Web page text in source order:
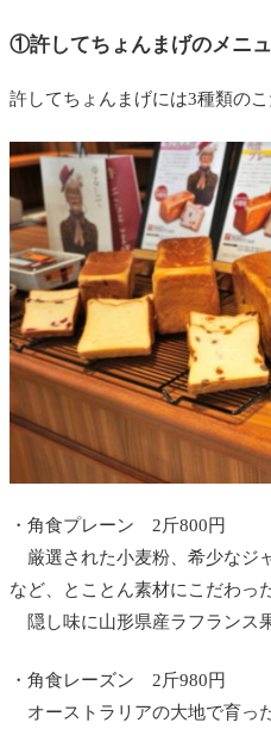
①許してちょんまげのメニ
許してちょんまげには3種類の
・角食プレーン 2斤800円
厳選された小麦粉、希少なジ
など、とことん素材にこだわっ
隠し味に山形県産ラフランス
・角食レーズン 2斤980円
オーストラリアの大地で育っ